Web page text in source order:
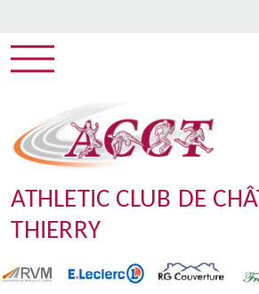
ATHLETIC CLUB DE
THIERRY